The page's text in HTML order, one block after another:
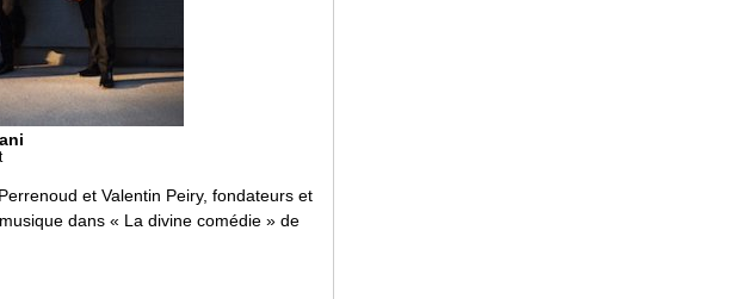
et Valentin Peiry, fondateurs et
dans « La divine comédie » de